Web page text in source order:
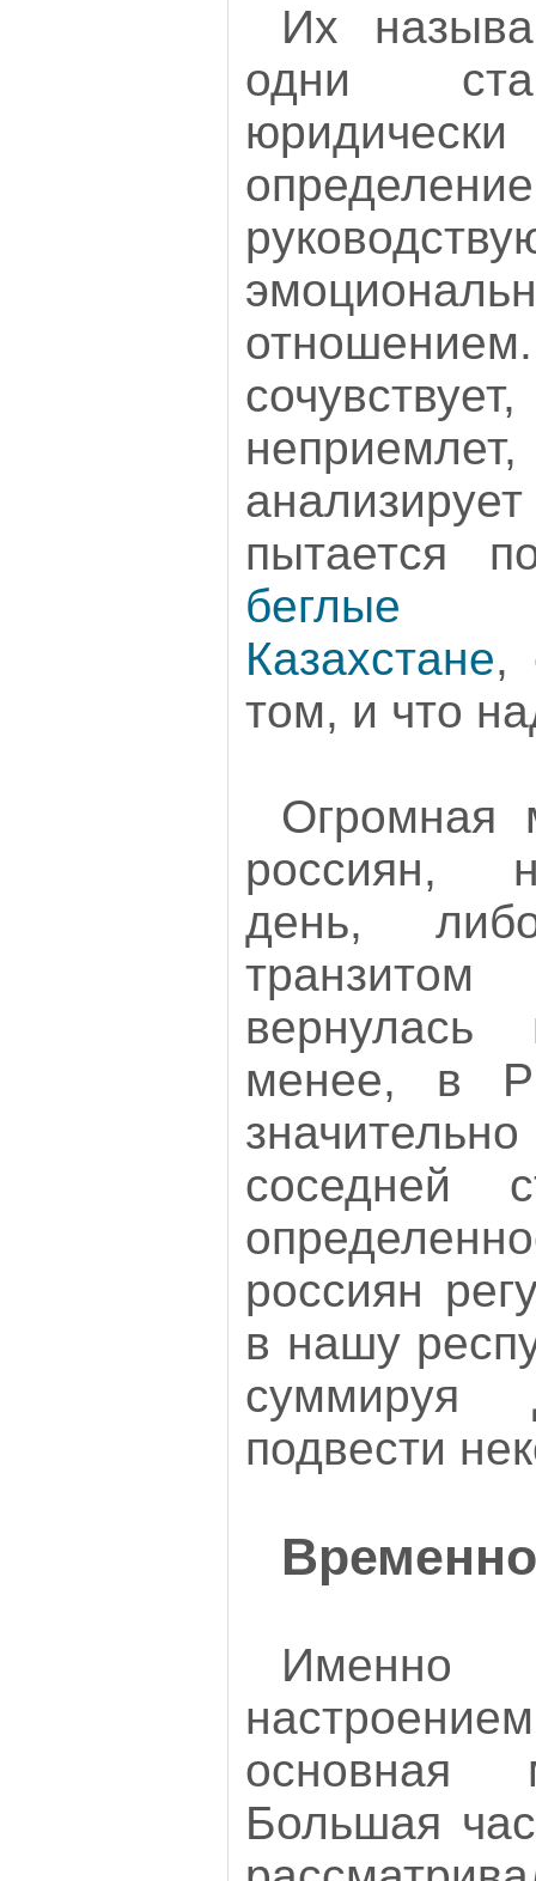
Их
одни
пытается
беглые
Казахстане,
том, и что
Огромная
россиян,
день,
менее, в
соседней
россиян
в нашу
суммируя
подвести
основная
Большая